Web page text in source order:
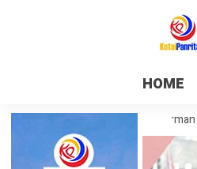
HOME
Museum Mulawarman